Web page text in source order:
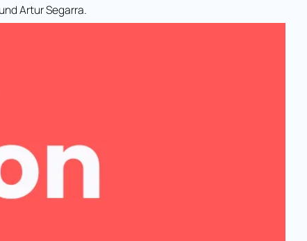
Artur Segarra.